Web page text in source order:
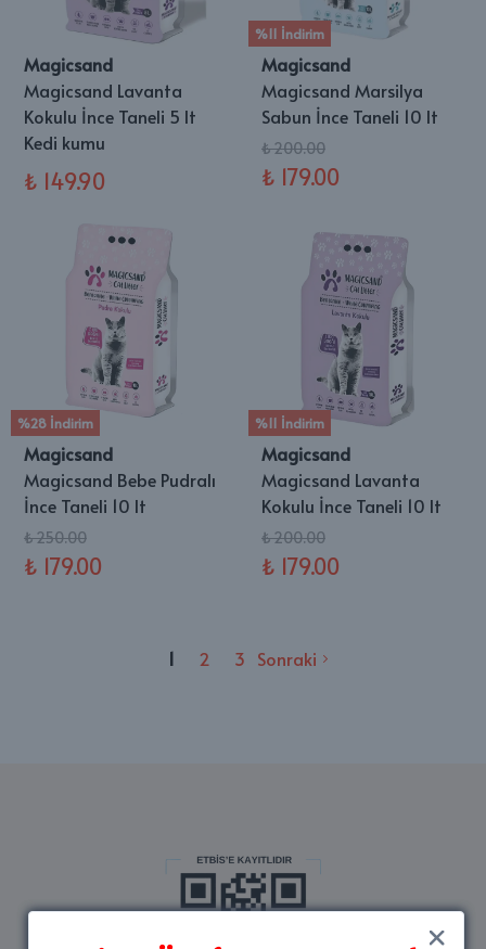
Magicsand
Magicsand Lavanta
Kokulu İnce Taneli 5 lt
Kedi kumu
₺ 149.90
%11 İndirim
Magicsand
Magicsand Marsilya
Sabun İnce Taneli 10 lt
₺ 200.00
₺ 179.00
%28 İndirim
Magicsand
Magicsand Bebe Pudralı
İnce Taneli 10 lt
₺ 250.00
₺ 179.00
%11 İndirim
Magicsand
Magicsand Lavanta
Kokulu İnce Taneli 10 lt
₺ 200.00
₺ 179.00
1 2 3 Sonraki